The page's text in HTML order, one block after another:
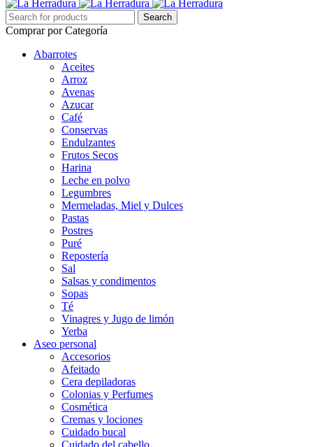
Comprar por Categoría
Abarrotes
Aceites
Arroz
Avenas
Azucar
Café
Conservas
Endulzantes
Frutos Secos
Harina
Leche en polvo
Legumbres
Mermeladas, Miel y Dulces
Pastas
Postres
Puré
Repostería
Sal
Salsas y condimentos
Sopas
Té
Vinagres y Jugo de limón
Yerba
Aseo personal
Accesorios
Afeitado
Cera depiladoras
Colonias y Perfumes
Cosmética
Cremas y lociones
Cuidado bucal
Cuidado del cabello